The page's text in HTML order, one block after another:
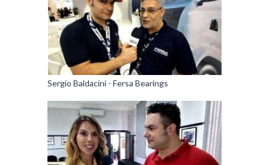
Sergio Baldacini - Fersa Bearings